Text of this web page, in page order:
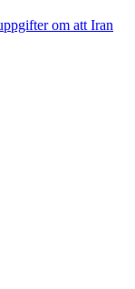
om att Iran